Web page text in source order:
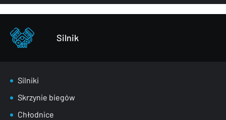
Zderzaki
Pozostałe – części karoserii
Silnik
Silniki
Skrzynie biegów
Chłodnice